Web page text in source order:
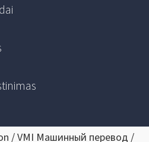
/ VMI Машинный перевод /